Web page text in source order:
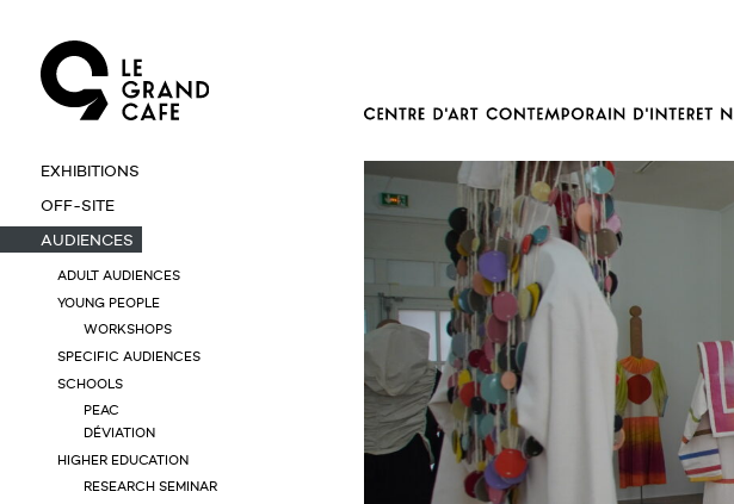
EXHIBITIONS
OFF-SITE
AUDIENCES
ADULT AUDIENCES
YOUNG PEOPLE
WORKSHOPS
SPECIFIC AUDIENCES
SCHOOLS
PEAC
DÉVIATION
HIGHER EDUCATION
RESEARCH SEMINAR